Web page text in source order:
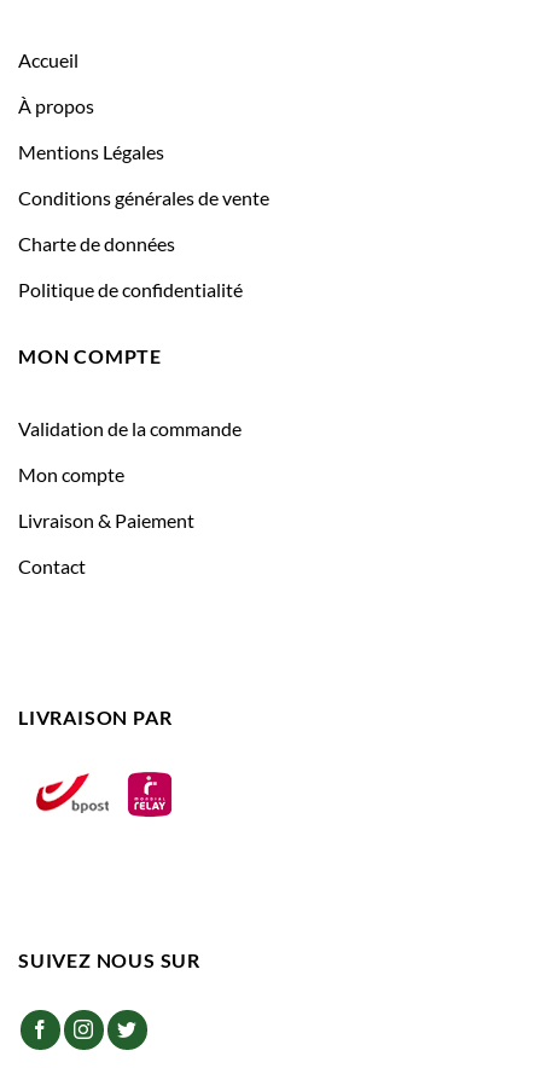
Accueil
À propos
Mentions Légales
Conditions générales de vente
Charte de données
Politique de confidentialité
MON COMPTE
Validation de la commande
Mon compte
Livraison & Paiement
Contact
LIVRAISON PAR
SUIVEZ NOUS SUR